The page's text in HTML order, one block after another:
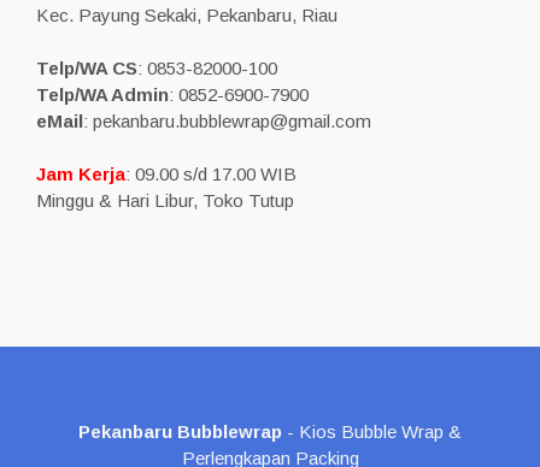
Kec. Payung Sekaki, Pekanbaru, Riau
Telp/WA CS: 0853-82000-100
Telp/WA Admin: 0852-6900-7900
eMail: pekanbaru.bubblewrap@gmail.com
Jam Kerja: 09.00 s/d 17.00 WIB
Minggu & Hari Libur, Toko Tutup
Pekanbaru Bubblewrap - Kios Bubble Wrap &
Perlengkapan Packing